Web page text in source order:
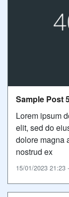
Sample Post
Lorem ipsum
elit, sed do
dolore magna
nostrud ex
15/01/2023 21:23